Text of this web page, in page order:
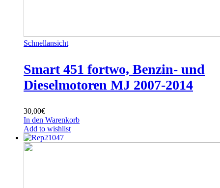
Schnellansicht
Smart 451 fortwo, Benzin- und
Dieselmotoren MJ 2007-2014
30,00€
In den Warenkorb
Add to wishlist